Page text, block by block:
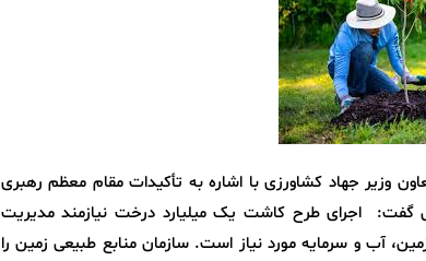
وزیر جهاد کشاورزی با اشاره به تأکیدات مقام معظم رهبری
گفت: اجرای طرح کاشت یک میلیارد درخت نیازمند مدیریت
آب و سرمایه مورد نیاز است. سازمان منابع طبیعی زمین را